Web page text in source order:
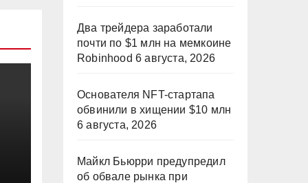
Два трейдера заработали
почти по $1 млн на мемкоине
Robinhood 6 августа, 2026
Основателя NFT-стартапа
обвинили в хищении $10 млн
6 августа, 2026
Майкл Бьюрри предупредил
об обвале рынка при